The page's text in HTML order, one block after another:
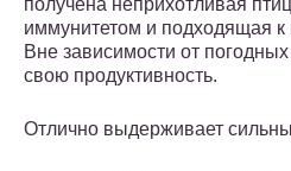
получена неприхотливая
иммунитетом и подходящая
Вне зависимости от
свою продуктивность.
Отлично выдерживает